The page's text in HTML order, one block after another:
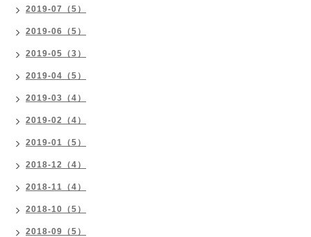
2019-07（5）
2019-06（5）
2019-05（3）
2019-04（5）
2019-03（4）
2019-02（4）
2019-01（5）
2018-12（4）
2018-11（4）
2018-10（5）
2018-09（5）